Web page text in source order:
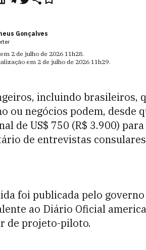
Gonçalves
2 de julho de 2026 11h28.
em 2 de julho de 2026 11h29.
incluindo brasileiros,
ou negócios podem, desde
de US$ 750 (R$ 3.900)
de entrevistas
foi publicada pelo
ao Diário Oficial
de projeto-piloto.